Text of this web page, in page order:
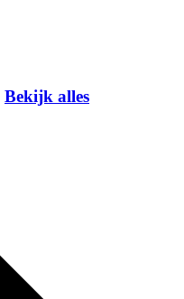
Bekijk alles